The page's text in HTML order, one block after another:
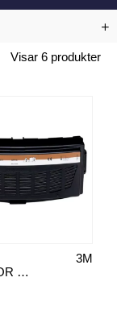
Visar 6 produkter
FILTER FOR VENTILERT ÅNDEDRETTSVERN A2P TR-6310E
3M